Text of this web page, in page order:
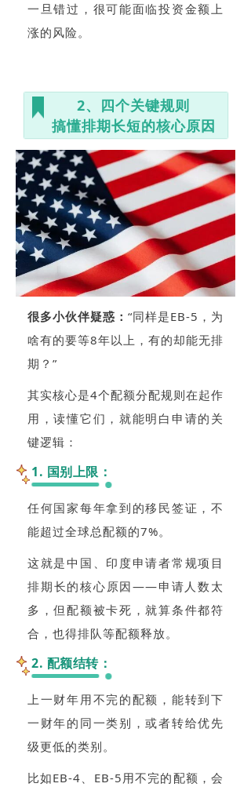
一旦错过，很可能面临投资金额上
涨的风险。
2、四个关键规则
搞懂排期长短的核心原因
很多小伙伴疑惑： “同样是EB-5，为
啥有的要等8年以上，有的却能无排
期？”
其实核心是4个配额分配规则在起作
用，读懂它们，就能明白申请的关
键逻辑：
1. 国别上限：
任何国家每年拿到的移民签证，不
能超过全球总配额的7%。
这就是中国、印度申请者常规项目
排期长的核心原因——申请人数太
多，但配额被卡死，就算条件都符
合，也得排队等配额释放。
2. 配额结转：
上一财年用不完的配额，能转到下
一财年的同一类别，或者转给优先
级更低的类别。
比如EB-4、EB-5用不完的配额，会